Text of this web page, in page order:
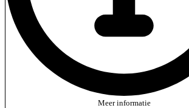
Meer informatie